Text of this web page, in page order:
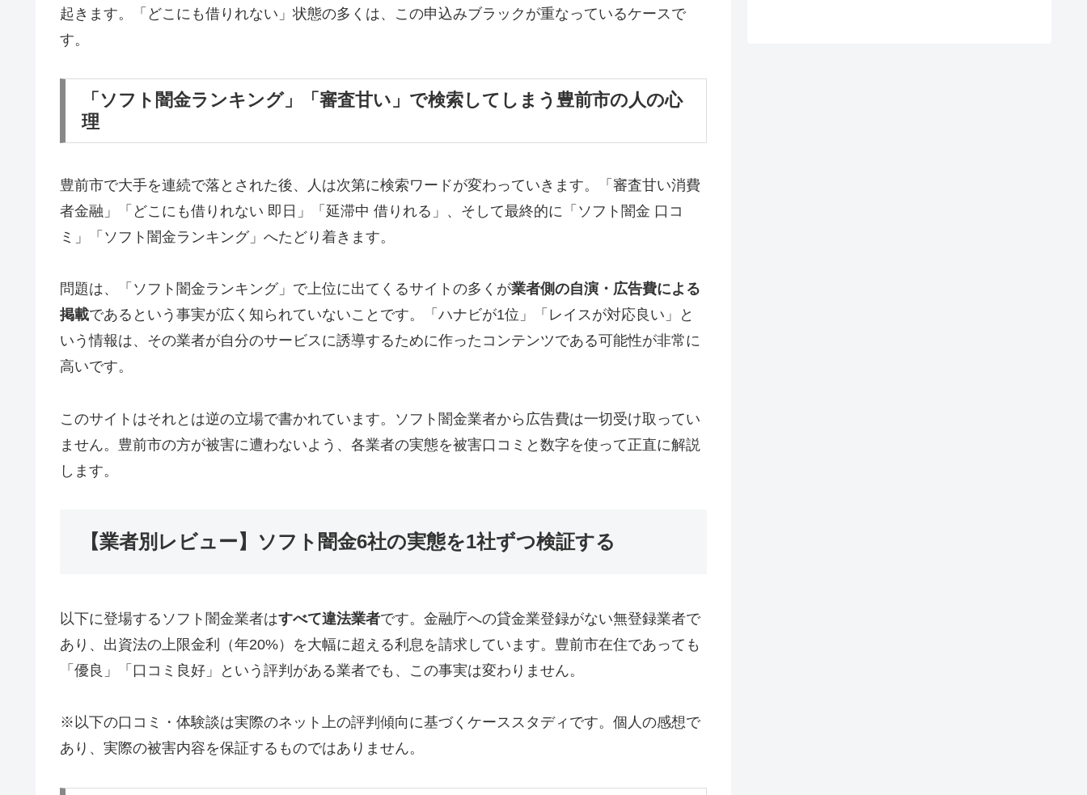
起きます。「どこにも借りれない」状態の多くは、この申込みブラックが重なっているケースで
す。
「ソフト闇金ランキング」「審査甘い」で検索してしまう豊前市の人の心
理
豊前市で大手を連続で落とされた後、人は次第に検索ワードが変わっていきます。「審査甘い消費
者金融」「どこにも借りれない 即日」「延滞中 借りれる」、そして最終的に「ソフト闇金 口コ
ミ」「ソフト闇金ランキング」へたどり着きます。
問題は、「ソフト闇金ランキング」で上位に出てくるサイトの多くが業者側の自演・広告費による
掲載であるという事実が広く知られていないことです。「ハナビが1位」「レイスが対応良い」と
いう情報は、その業者が自分のサービスに誘導するために作ったコンテンツである可能性が非常に
高いです。
このサイトはそれとは逆の立場で書かれています。ソフト闇金業者から広告費は一切受け取ってい
ません。豊前市の方が被害に遭わないよう、各業者の実態を被害口コミと数字を使って正直に解説
します。
【業者別レビュー】ソフト闇金6社の実態を1社ずつ検証する
以下に登場するソフト闇金業者はすべて違法業者です。金融庁への貸金業登録がない無登録業者で
あり、出資法の上限金利（年20%）を大幅に超える利息を請求しています。豊前市在住であっても
「優良」「口コミ良好」という評判がある業者でも、この事実は変わりません。
※以下の口コミ・体験談は実際のネット上の評判傾向に基づくケーススタディです。個人の感想で
あり、実際の被害内容を保証するものではありません。